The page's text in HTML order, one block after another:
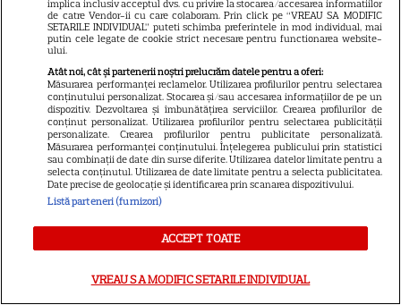
implica inclusiv acceptul dvs. cu privire la stocarea/accesarea informatiilor
de catre Vendor-ii cu care colaboram. Prin click pe “VREAU SA MODIFIC
SETARILE INDIVIDUAL” puteti schimba preferintele in mod individual, mai
putin cele legate de cookie strict necesare pentru functionarea website-
ului.
Atât noi, cât și partenerii noștri prelucrăm datele pentru a oferi:
Măsurarea performanței reclamelor. Utilizarea profilurilor pentru selectarea
conținutului personalizat. Stocarea și/sau accesarea informațiilor de pe un
dispozitiv. Dezvoltarea și îmbunătățirea serviciilor. Crearea profilurilor de
conținut personalizat. Utilizarea profilurilor pentru selectarea publicității
personalizate. Crearea profilurilor pentru publicitate personalizată.
Măsurarea performanței conținutului. Înțelegerea publicului prin statistici
sau combinații de date din surse diferite. Utilizarea datelor limitate pentru a
selecta conținutul. Utilizarea de date limitate pentru a selecta publicitatea.
Date precise de geolocație și identificarea prin scanarea dispozitivului.
Listă parteneri (furnizori)
ACCEPT TOATE
VREAU SA MODIFIC SETARILE INDIVIDUAL